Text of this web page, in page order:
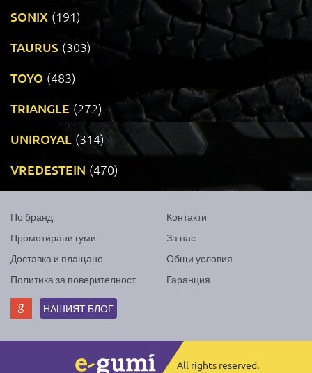
SONIX (191)
TAURUS (303)
TOYO (483)
TRIANGLE (272)
UNIROYAL (314)
VREDESTEIN (470)
По бранд
Промотирани гуми
Доставка и плащане
Политика за поверителност
Контакти
За нас
Общи условия
Гаранция
НАШИЯТ БЛОГ
All rights reserved.